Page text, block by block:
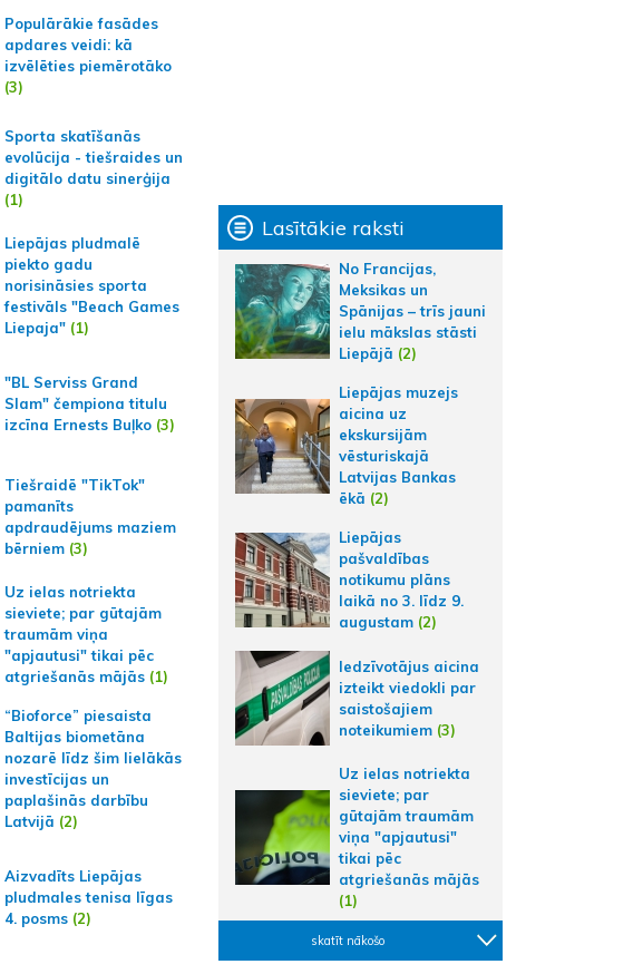
Populārākie fasādes
apdares veidi: kā
izvēlēties piemērotāko
(3)
Sporta skatīšanās
evolūcija - tiešraides un
digitālo datu sinerģija
(1)
Liepājas pludmalē
piekto gadu
norisināsies sporta
festivāls "Beach Games
Liepaja"(1)
"BL Serviss Grand
Slam" čempiona titulu
izcīna Ernests Buļko(3)
Tiešraidē "TikTok"
pamanīts
apdraudējums maziem
bērniem(3)
Uz ielas notriekta
sieviete; par gūtajām
traumām viņa
"apjautusi" tikai pēc
atgriešanās mājās(1)
“Bioforce” piesaista
Baltijas biometāna
nozarē līdz šim lielākās
investīcijas un
paplašinās darbību
Latvijā (2)
Aizvadīts Liepājas
pludmales tenisa līgas
4. posms(2)
Lasītākie raksti
No Francijas,
Meksikas un
Spānijas – trīs jauni
ielu mākslas stāsti
Liepājā (2)
Liepājas muzejs
aicina uz
ekskursijām
vēsturiskajā
Latvijas Bankas
ēkā (2)
Liepājas
pašvaldības
notikumu plāns
laikā no 3. līdz 9.
augustam (2)
Iedzīvotājus aicina
izteikt viedokli par
saistošajiem
noteikumiem (3)
Uz ielas notriekta
sieviete; par
gūtajām traumām
viņa "apjautusi"
tikai pēc
atgriešanās mājās
(1)
skatīt nākošo